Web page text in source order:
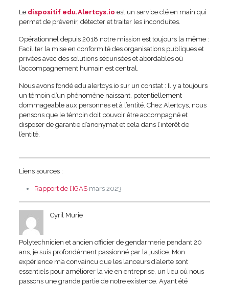
Le dispositif edu.Alertcys.io est un service clé en main qui
permet de prévenir, détecter et traiter les inconduites.
Opérationnel depuis 2018 notre mission est toujours la même :
Faciliter la mise en conformité des organisations publiques et
privées avec des solutions sécurisées et abordables où
l’accompagnement humain est central.
Nous avons fondé edu.alertcys.io sur un constat : Il y a toujours
un témoin d’un phénomène naissant, potentiellement
dommageable aux personnes et à l’entité. Chez Alertcys, nous
pensons que le témoin doit pouvoir être accompagné et
disposer de garantie d’anonymat et cela dans l’intérêt de
l’entité.
Liens sources :
Rapport de l’IGASmars 2023
Cyril Murie
Polytechnicien et ancien officier de gendarmerie pendant 20
ans, je suis profondément passionné par la justice. Mon
expérience m’a convaincu que les lanceurs d’alerte sont
essentiels pour améliorer la vie en entreprise, un lieu où nous
passons une grande partie de notre existence. Ayant été